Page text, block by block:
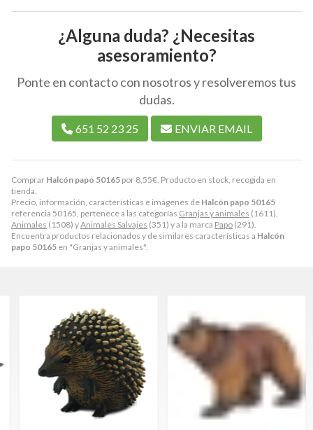
Comprar Halcón papo 50165 por 8,55€ . Producto en stock, recogida en
tienda.
Precio, información, características e imágenes de Halcón papo 50165
referencia 50165, pertenece a las categorías Granjas y animales (1611),
Animales (1508) yAnimales Salvajes (351) y a la marca Papo (291).
Encuentra productos relacionados y de similares características a Halcón
papo 50165 en "Granjas y animales".
¿Alguna duda? ¿Necesitas
asesoramiento?
Ponte en contacto con nosotros y resolveremos tus
dudas.
651 52 23 25 ENVIAR EMAIL